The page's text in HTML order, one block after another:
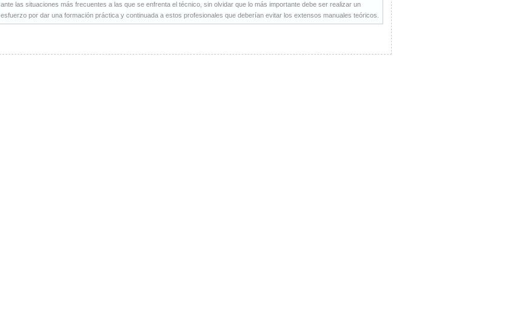
ante las situaciones más frecuentes a las que se enfrenta el técnico, sin olvidar que lo más importante debe ser realizar un
esfuerzo por dar una formación práctica y continuada a estos profesionales que deberían evitar los extensos manuales teóricos.